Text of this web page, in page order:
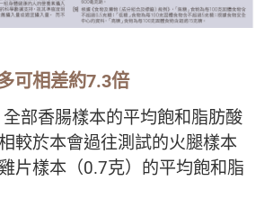
可相差約7.3倍
部香腸樣本的平均飽和脂肪酸
較於本會過往測試的火腿樣本
片樣本（0.7克）的平均飽和脂